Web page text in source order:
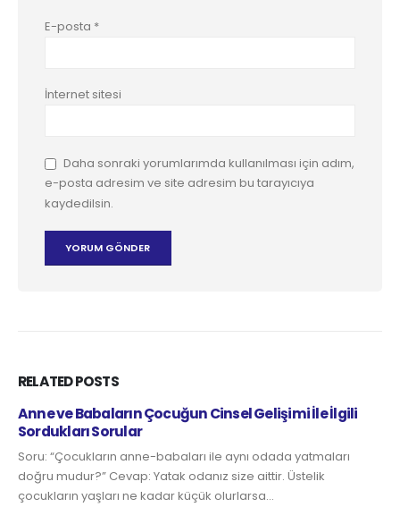
E-posta *
İnternet sitesi
Daha sonraki yorumlarımda kullanılması için adım,
e-posta adresim ve site adresim bu tarayıcıya
kaydedilsin.
RELATEDPOSTS
ve Babaların Çocuğun Cinsel Gelişimi İle İlgili
Sorular
“Çocukların anne-babaları ile aynı odada yatmaları
mudur?” Cevap: Yatak odanız size aittir. Üstelik
yaşları ne kadar küçük olurlarsa...